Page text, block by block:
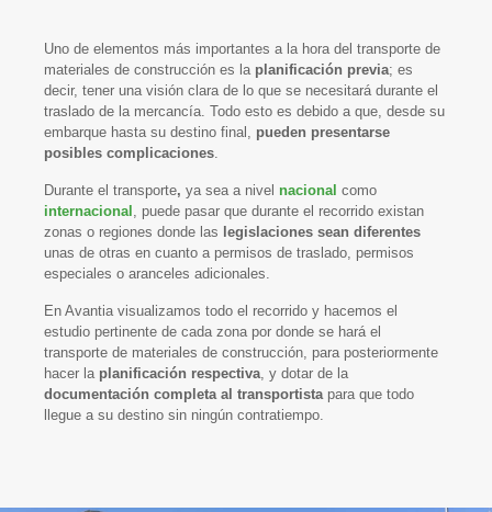
Uno de elementos más importantes a la hora del transporte de
materiales de construcción es la planificación previa; es
decir, tener una visión clara de lo que se necesitará durante el
traslado de la mercancía. Todo esto es debido a que, desde su
embarque hasta su destino final, pueden presentarse
posibles complicaciones
Durante el transporte, ya sea a nivel nacional como
internacional , puede pasar que durante el recorrido existan
zonas o regiones donde las legislaciones sean diferentes
unas de otras en cuanto a permisos de traslado, permisos
especiales o aranceles adicionales.
En Avantia visualizamos todo el recorrido y hacemos el
estudio pertinente de cada zona por donde se hará el
transporte de materiales de construcción, para posteriormente
hacer la planificación respectiva , y dotar de la
documentación completa al transportista para que todo
llegue a su destino sin ningún contratiempo.